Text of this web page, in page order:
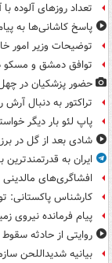
تعداد روزهای آلوده با آلاینده
پاسخ کاشانی‌ها به
توضیحات وزیر امور
توافق دمشق و مسکو
حضور پزشکیان در
تراکتور به دنبال آرش
پاپ لئو بار دیگر
شادی بعد از گل در
ایران به
افشاگری‌های مالدینی
کارشناس
پیام فرمانده نیروی
روایتی از حادثه
بیانیه شدیداللحن